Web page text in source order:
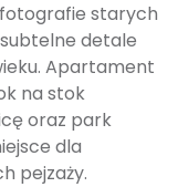
starych
detale
Apartament
na stok
oraz park
dla
pejzaży.